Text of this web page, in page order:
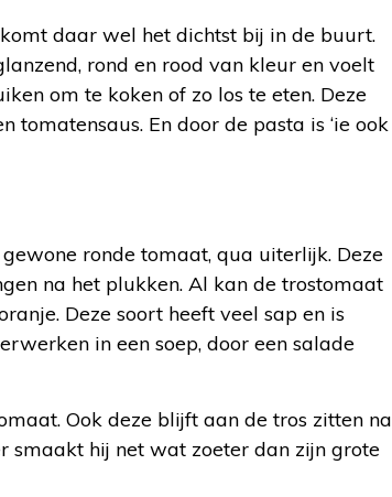
daar wel het dichtst bij in de buurt.
rond en rood van kleur en voelt
om te koken of zo los te eten. Deze
En door de pasta is ‘ie ook
ronde tomaat, qua uiterlijk. Deze
na het plukken. Al kan de trostomaat
Deze soort heeft veel sap en is
in een soep, door een salade
Ook deze blijft aan de tros zitten na
smaakt hij net wat zoeter dan zijn grote